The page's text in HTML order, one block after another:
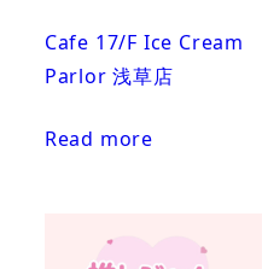
Cafe 17/F Ice Cream
Parlor 浅草店
Read more